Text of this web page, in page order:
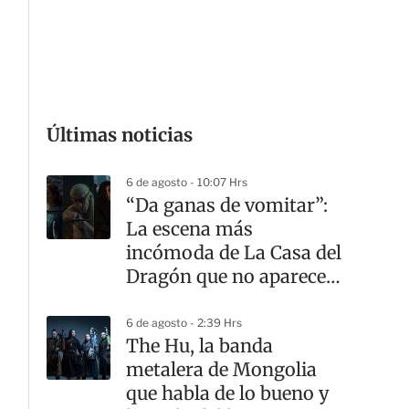
Últimas noticias
6 de agosto - 10:07 Hrs
“Da ganas de vomitar”:
La escena más
incómoda de La Casa del
Dragón que no aparece
6 de agosto - 2:39 Hrs
The Hu, la banda
metalera de Mongolia
que habla de lo bueno y